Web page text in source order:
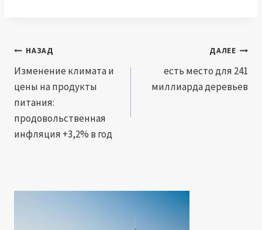
Навигация
по
записям
НАЗАД
Изменение климата и
цены на продукты
питания:
продовольственная
инфляция +3,2% в год
ДАЛЕЕ
есть место для 241
миллиарда деревьев